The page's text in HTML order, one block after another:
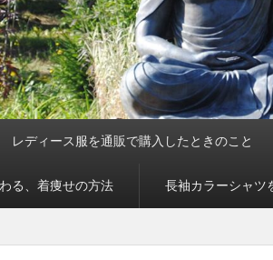
レディース服を通販で購入したときのこと
る、着痩せの方法 長袖カラーシャツ